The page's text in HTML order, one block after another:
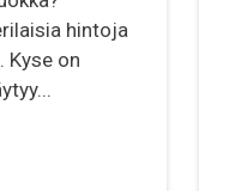
hintoja
Kyse on